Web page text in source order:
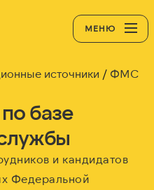
МЕНЮ
источники ФМС
базе
и кандидатов
Федеральной